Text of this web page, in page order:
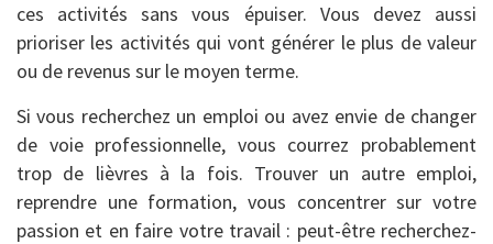
ces activités sans vous épuiser. Vous devez aussi
prioriser les activités qui vont générer le plus de valeur
ou de revenus sur le moyen terme.
Si vous recherchez un emploi ou avez envie de changer
de voie professionnelle, vous courrez probablement
trop de lièvres à la fois. Trouver un autre emploi,
reprendre une formation, vous concentrer sur votre
passion et en faire votre travail : peut-être recherchez-